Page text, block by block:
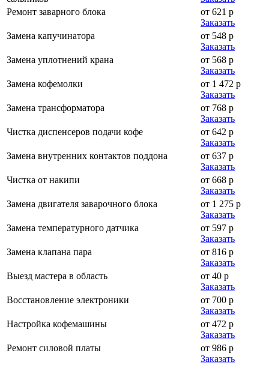
Ремонт заварного блока
от 621 р
Заказать
Замена капучинатора
от 548 р
Заказать
Замена уплотнений крана
от 568 р
Заказать
Замена кофемолки
от 1 472 р
Заказать
Замена трансформатора
от 768 р
Заказать
Чистка диспенсеров подачи кофе
от 642 р
Заказать
Замена внутренних контактов поддона
от 637 р
Заказать
Чистка от накипи
от 668 р
Заказать
Замена двигателя заварочного блока
от 1 275 р
Заказать
Замена температурного датчика
от 597 р
Заказать
Замена клапана пара
от 816 р
Заказать
Выезд мастера в область
от 40 р
Заказать
Восстановление электроники
от 700 р
Заказать
Настройка кофемашины
от 472 р
Заказать
Ремонт силовой платы
от 986 р
Заказать